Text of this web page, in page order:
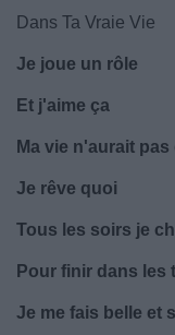
Dans Ta Vraie Vie
Je joue un rôle
Et j'aime ça
Ma vie n'aurait
Je rêve quoi
Tous les soirs je
Pour finir dans les
Je me fais belle et